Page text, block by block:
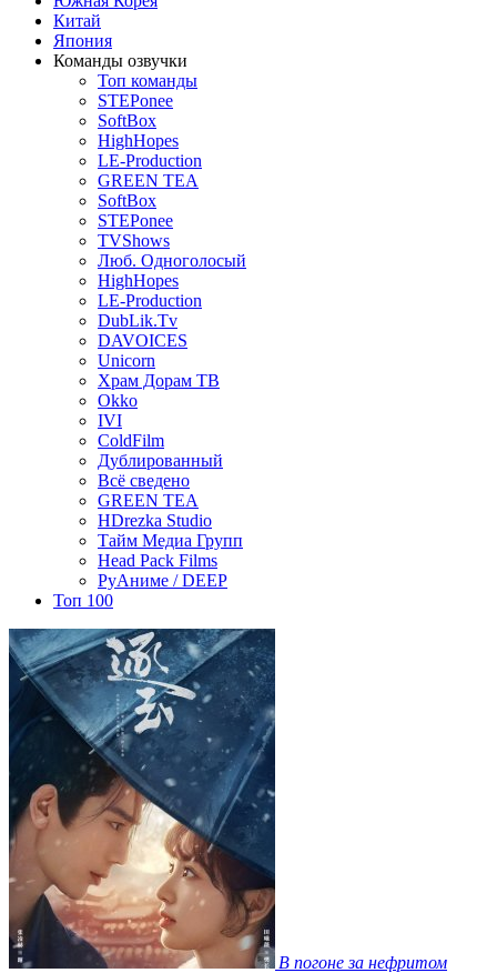
Китай
Япония
Команды озвучки
Топ команды
STEPonee
SoftBox
HighHopes
LE-Production
GREEN TEA
SoftBox
STEPonee
TVShows
Люб. Одноголосый
HighHopes
LE-Production
DubLik.Tv
DAVOICES
Unicorn
Храм Дорам ТВ
Okko
IVI
ColdFilm
Дублированный
Всё сведено
GREEN TEA
HDrezka Studio
Тайм Медиа Групп
Head Pack Films
РуАниме / DEEP
Топ 100
В погоне за нефритом